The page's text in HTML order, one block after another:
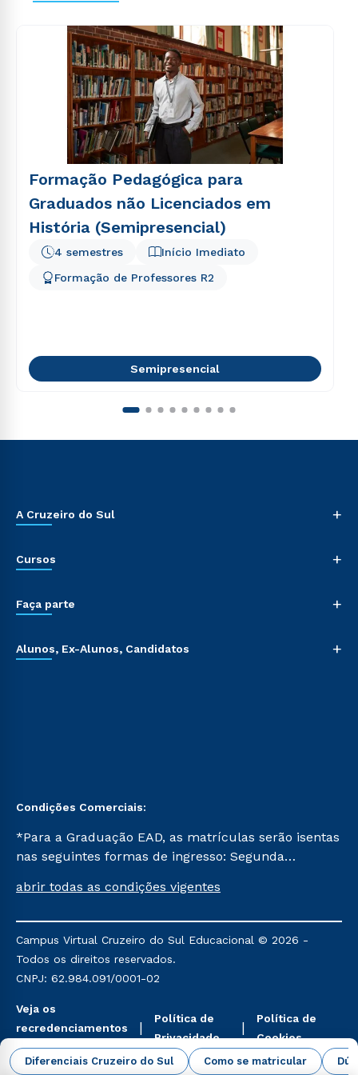
Diferenciais Cruzeiro do Sul Como se matricular
Formação Pedagógica para
Graduados não Licenciados em
História (Semipresencial)
Início Imediato
4 semestres
Formação de Professores R2
Semipresencial
A Cruzeiro do Sul +
Cursos +
Faça parte +
Alunos, Ex-Alunos, Candidatos +
Condições Comerciais:
*Para a Graduação EAD, as matrículas serão isentas
nas seguintes formas de ingresso: Segunda
Já para as demais, a taxa de matrícula será de R$
mencionadas são referentes aos cursos: Ensino
Religioso, Geografia para a Docência e Metodologia
do Ensino de História: Questões Atuais.
abrir todas as condições vigentes
Campus Virtual Cruzeiro do Sul Educacional © 2026 -
Todos os direitos reservados.
CNPJ: 62.984.091/0001-02
Veja os
recredenciamentos
aqui
Política de
Privacidade
Política de
Cookies